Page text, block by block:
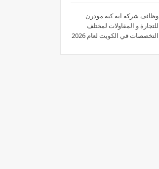
وظائف شركه ايه كيه مودرن
للتجارة و المقاولات لمختلف
التخصصات في الكويت لعام 2026